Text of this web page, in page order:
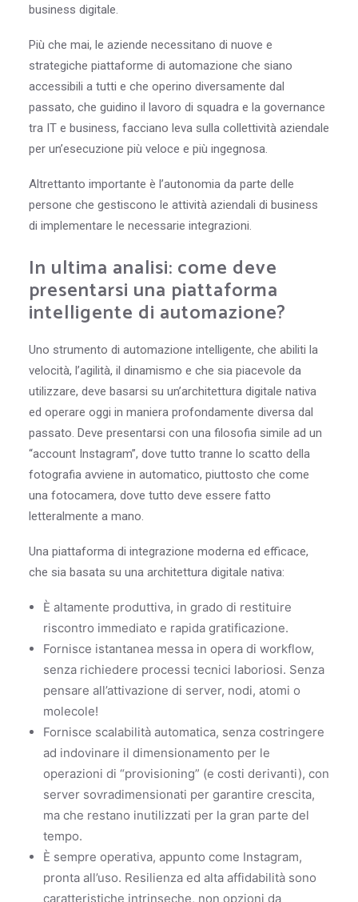
business digitale.
Più che mai, le aziende necessitano di nuove e
strategiche piattaforme di automazione che siano
accessibili a tutti e che operino diversamente dal
passato, che guidino il lavoro di squadra e la governance
tra IT e business, facciano leva sulla collettività aziendale
per un’esecuzione più veloce e più ingegnosa.
Altrettanto importante è l’autonomia da parte delle
persone che gestiscono le attività aziendali di business
di implementare le necessarie integrazioni.
In ultima analisi: come deve
presentarsi una piattaforma
intelligente di automazione?
Uno strumento di automazione intelligente, che abiliti la
velocità, l’agilità, il dinamismo e che sia piacevole da
utilizzare, deve basarsi su un’architettura digitale nativa
ed operare oggi in maniera profondamente diversa dal
passato. Deve presentarsi con una filosofia simile ad un
“account Instagram”, dove tutto tranne lo scatto della
fotografia avviene in automatico, piuttosto che come
una fotocamera, dove tutto deve essere fatto
letteralmente a mano.
Una piattaforma di integrazione moderna ed efficace,
che sia basata su una architettura digitale nativa:
È altamente produttiva, in grado di restituire
riscontro immediato e rapida gratificazione.
Fornisce istantanea messa in opera di workflow,
senza richiedere processi tecnici laboriosi. Senza
pensare all’attivazione di server, nodi, atomi o
molecole!
Fornisce scalabilità automatica, senza costringere
ad indovinare il dimensionamento per le
operazioni di “provisioning” (e costi derivanti), con
server sovradimensionati per garantire crescita,
ma che restano inutilizzati per la gran parte del
tempo.
È sempre operativa, appunto come Instagram,
pronta all’uso. Resilienza ed alta affidabilità sono
caratteristiche intrinseche, non opzioni da